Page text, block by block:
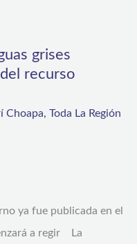
grises
recurso
Choapa, Toda La Región
ya fue publicada en el
a regir La